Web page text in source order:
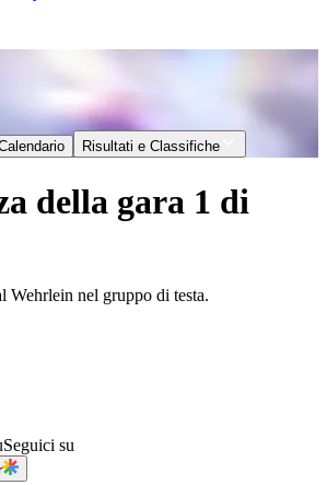
Risultati e Classifiche
della gara 1 di
Wehrlein nel gruppo di testa.
Seguici su